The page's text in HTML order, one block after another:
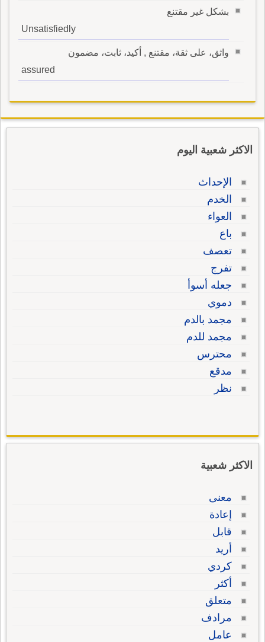
بشكل غير مقتنع
Unsatisfiedly
واثق، على ثقة، مقتنع , أكيد، ثابت، مضمون
assured
الاكثر شعبية اليوم
الإحداث
الخدم
العواء
باع
تعصف
تفرج
جعله أسوأ
دموي
مجمد بالدم
مجمد للدم
محترس
مدقع
نظر
الاكثر شعبية
معنى
إعادة
قابل
أريد
كردي
أكثر
متعلق
مرادف
عامل